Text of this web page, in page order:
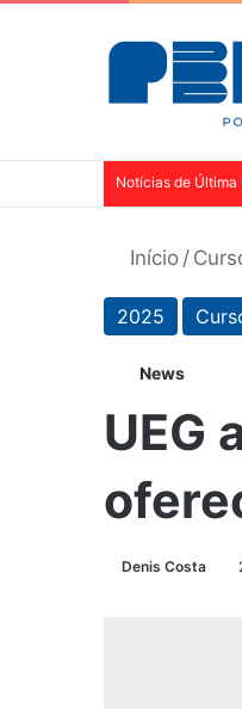
Notícias de Última
Início /
2025
News
UEG
Denis Costa